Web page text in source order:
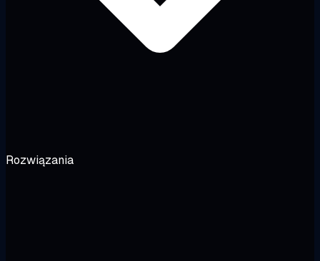
Rozwiązania